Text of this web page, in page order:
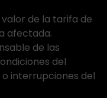
de la tarifa de
afectada.
de las
del
interrupciones del